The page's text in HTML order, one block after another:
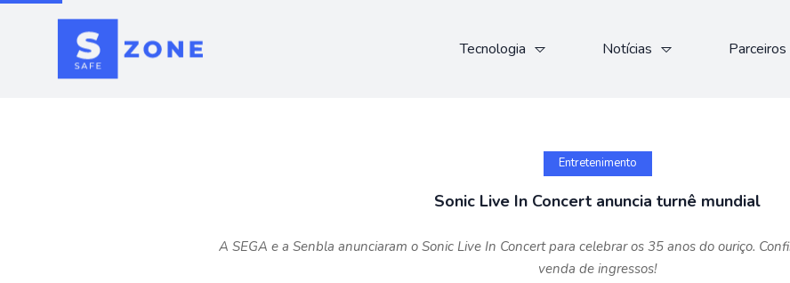
Tecnologia Notícias Parceiros
Entretenimento
Sonic Live In Concert anuncia turnê mundial
A SEGA e a Senbla anunciaram o Sonic Live In Concert para celebrar os 35 anos do ouriço.
venda de ingressos!